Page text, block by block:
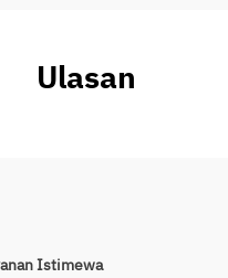
Ulasan
Istimewa